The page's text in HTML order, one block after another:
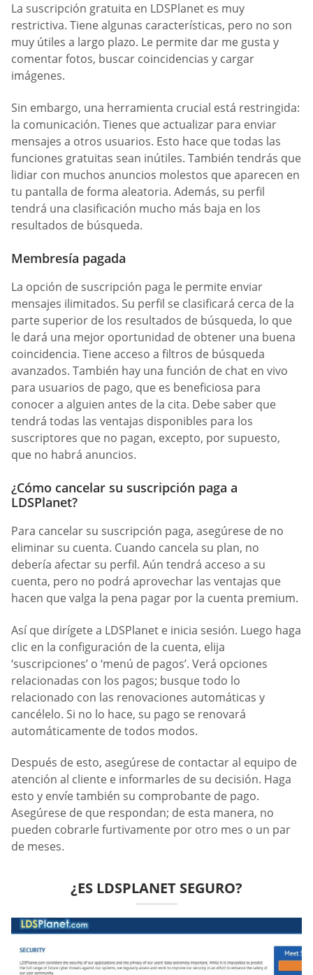
La suscripción gratuita en LDSPlanet es muy
restrictiva. Tiene algunas características, pero no son
muy útiles a largo plazo. Le permite dar me gusta y
comentar fotos, buscar coincidencias y cargar
imágenes.
Sin embargo, una herramienta crucial está restringida:
la comunicación. Tienes que actualizar para enviar
mensajes a otros usuarios. Esto hace que todas las
funciones gratuitas sean inútiles. También tendrás que
lidiar con muchos anuncios molestos que aparecen en
tu pantalla de forma aleatoria. Además, su perfil
tendrá una clasificación mucho más baja en los
resultados de búsqueda.
Membresía pagada
La opción de suscripción paga le permite enviar
mensajes ilimitados. Su perfil se clasificará cerca de la
parte superior de los resultados de búsqueda, lo que
le dará una mejor oportunidad de obtener una buena
coincidencia. Tiene acceso a filtros de búsqueda
avanzados. También hay una función de chat en vivo
para usuarios de pago, que es beneficiosa para
conocer a alguien antes de la cita. Debe saber que
tendrá todas las ventajas disponibles para los
suscriptores que no pagan, excepto, por supuesto,
que no habrá anuncios.
¿Cómo cancelar su suscripción paga a
LDSPlanet?
Para cancelar su suscripción paga, asegúrese de no
eliminar su cuenta. Cuando cancela su plan, no
debería afectar su perfil. Aún tendrá acceso a su
cuenta, pero no podrá aprovechar las ventajas que
hacen que valga la pena pagar por la cuenta premium.
Así que dirígete a LDSPlanet e inicia sesión. Luego haga
clic en la configuración de la cuenta, elija
‘suscripciones’ o ‘menú de pagos’. Verá opciones
relacionadas con los pagos; busque todo lo
relacionado con las renovaciones automáticas y
cancélelo. Si no lo hace, su pago se renovará
automáticamente de todos modos.
Después de esto, asegúrese de contactar al equipo de
atención al cliente e informarles de su decisión. Haga
esto y envíe también su comprobante de pago.
Asegúrese de que respondan; de esta manera, no
pueden cobrarle furtivamente por otro mes o un par
de meses.
¿ES LDSPLANET SEGURO?